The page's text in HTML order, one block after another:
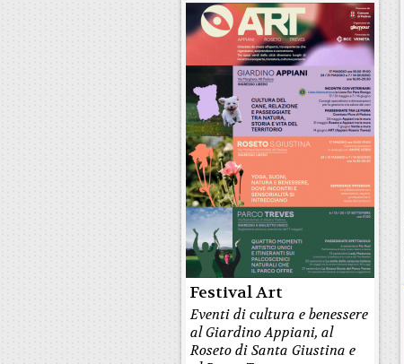
Festival Art
Eventi di cultura e benessere
al Giardino Appiani, al
Roseto di Santa Giustina e